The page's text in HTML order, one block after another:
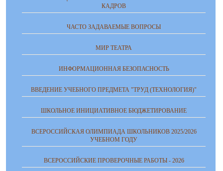
КАДРОВ
ЧАСТО ЗАДАВАЕМЫЕ ВОПРОСЫ
МИР ТЕАТРА
ИНФОРМАЦИОННАЯ БЕЗОПАСНОСТЬ
ВВЕДЕНИЕ УЧЕБНОГО ПРЕДМЕТА "ТРУД (ТЕХНОЛОГИЯ)"
ШКОЛЬНОЕ ИНИЦИАТИВНОЕ БЮДЖЕТИРОВАНИЕ
ВСЕРОССИЙСКАЯ ОЛИМПИАДА ШКОЛЬНИКОВ 2025/2026
УЧЕБНОМ ГОДУ
ВСЕРОССИЙСКИЕ ПРОВЕРОЧНЫЕ РАБОТЫ - 2026